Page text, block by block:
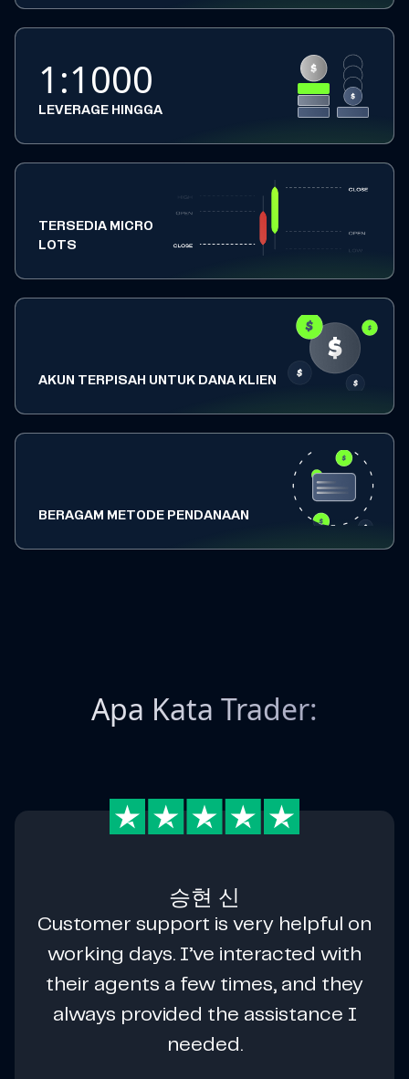
1:1000
LEVERAGE HINGGA
TERSEDIA MICRO
LOTS
AKUN TERPISAH UNTUK DANA KLIEN
BERAGAM METODE PENDANAAN
Apa Kata Trader:
승현 신
Customer support is very helpful on
working days. I’ve interacted with
their agents a few times, and they
always provided the assistance I
needed.